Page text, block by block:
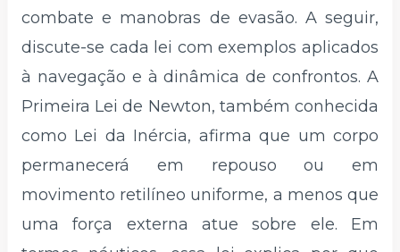
combate e manobras de evasão. A seguir,
discute-se cada lei com exemplos aplicados
à navegação e à dinâmica de confrontos. A
Primeira Lei de Newton, também conhecida
como Lei da Inércia, afirma que um corpo
permanecerá em repouso ou em
movimento retilíneo uniforme, a menos que
uma força externa atue sobre ele. Em